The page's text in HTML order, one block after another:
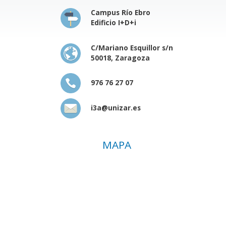
Campus Río Ebro
Edificio I+D+i
C/Mariano Esquillor s/n
50018, Zaragoza
976 76 27 07
i3a@unizar.es
MAPA